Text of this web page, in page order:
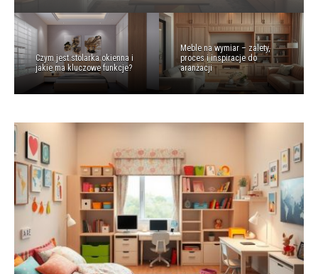
Czym jest stolarka okienna i
jakie ma kluczowe funkcje?
Meble na wymiar – zalety,
proces i inspiracje do
aranżacji